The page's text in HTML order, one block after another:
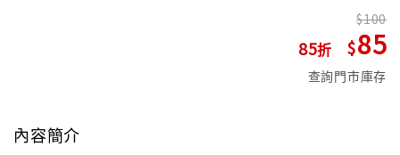
85
100
85
查詢門市庫存
內容簡介